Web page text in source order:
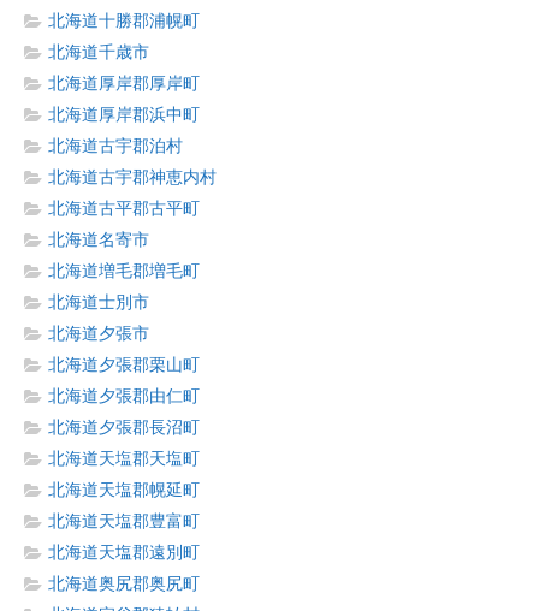
北海道十勝郡浦幌町
北海道千歳市
北海道厚岸郡厚岸町
北海道厚岸郡浜中町
北海道古宇郡泊村
北海道古宇郡神恵内村
北海道古平郡古平町
北海道名寄市
北海道増毛郡増毛町
北海道士別市
北海道夕張市
北海道夕張郡栗山町
北海道夕張郡由仁町
北海道夕張郡長沼町
北海道天塩郡天塩町
北海道天塩郡幌延町
北海道天塩郡豊富町
北海道天塩郡遠別町
北海道奥尻郡奥尻町